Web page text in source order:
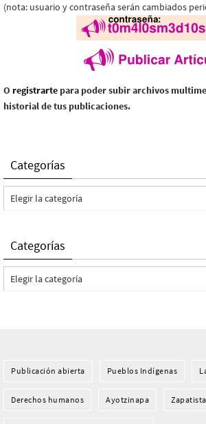
(nota: usuario y contraseña serán cambiados
O registrarte para poder subir archivos
historial de tus publicaciones.
Categorías
Categorías
Categorías
Categorías
Publicación abierta Pueblos Indí­genas
Derechos humanos Ayotzinapa Zapatista